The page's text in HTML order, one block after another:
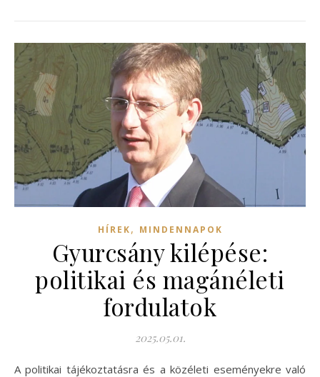
HÍREK, MINDENNAPOK
Gyurcsány kilépése:
politikai és magánéleti
fordulatok
2025.05.01.
A politikai tájékoztatásra és a közéleti eseményekre való